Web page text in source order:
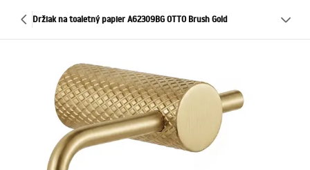
Držiak na toaletný papier A62309BG OTTO Brush Gold